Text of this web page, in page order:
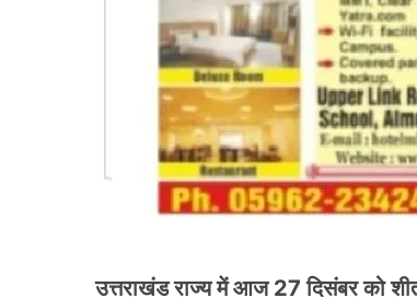
उत्तराखंड राज्य में आज 27 दिसंबर को